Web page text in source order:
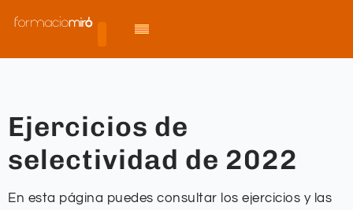
Ejercicios de
selectividad de 2022
En esta página puedes consultar los ejercicios y las